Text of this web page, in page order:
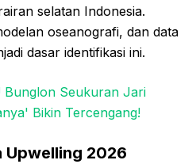
selatan Indonesia.
oseanografi, dan data
dasar identifikasi ini.
Bunglon Seukuran Jari
Bikin Tercengang!
Upwelling 2026